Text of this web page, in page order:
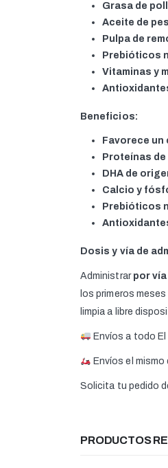
Grasa de
Aceite de
Pulpa de
Prebióticos
Vitaminas y
Beneficios:
Favorece
Proteínas
DHA de
Calcio y
Prebióticos
Dosis y vía de
Administrar por vía
los primeros
limpia a libre
Envíos a todo
Envíos el
Solicita tu pedido
PRODUCTOS